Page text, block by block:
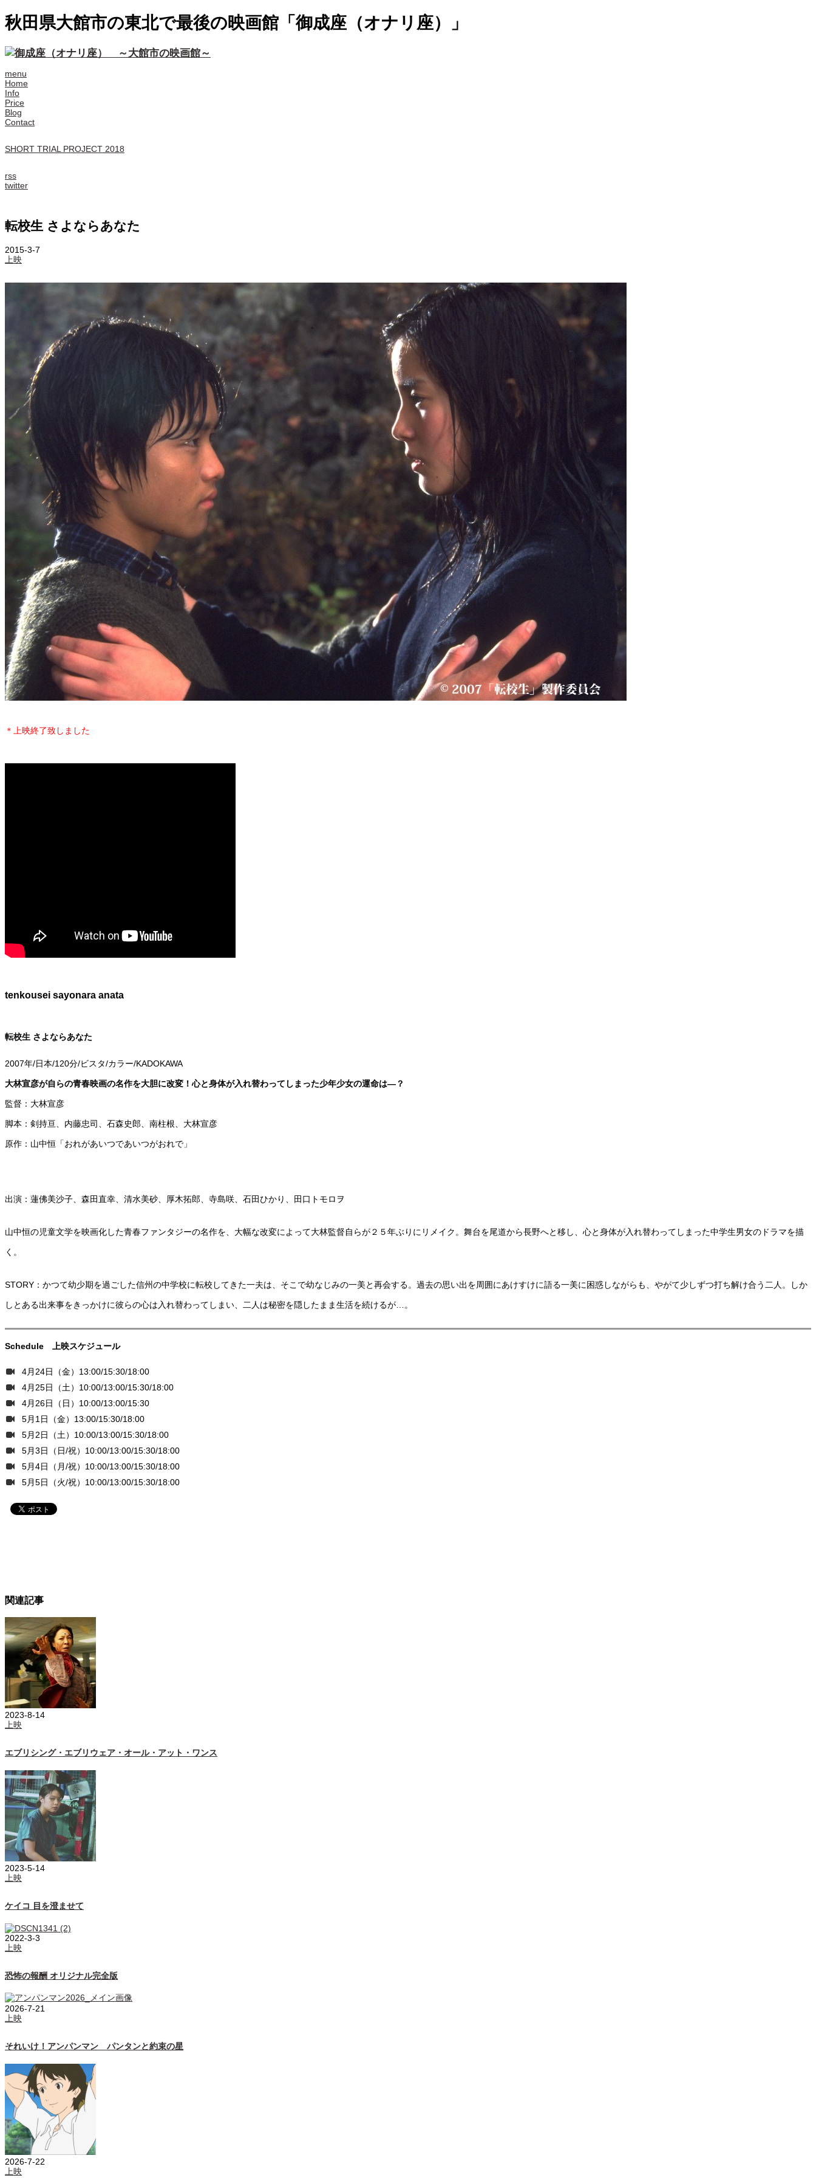
秋田県大館市の東北で最後の映画館「御成座（オナリ座）」
menu
Home
Info
Price
Blog
Contact
SHORT TRIAL PROJECT 2018
rss
twitter
転校生 さよならあなた
2015-3-7
上映
＊上映終了致しました
tenkousei sayonara anata
転校生 さよならあなた
2007年/日本/120分/ビスタ/カラー/KADOKAWA
大林宣彦が自らの青春映画の名作を大胆に改変！心と身体が入れ替わってしまった少年少女の運命は―？
監督：大林宣彦
脚本：剣持亘、内藤忠司、石森史郎、南柱根、大林宣彦
原作：山中恒「おれがあいつであいつがおれで」
出演：蓮佛美沙子、森田直幸、清水美砂、厚木拓郎、寺島咲、石田ひかり、田口トモロヲ
山中恒の児童文学を映画化した青春ファンタジーの名作を、大幅な改変によって大林監督自らが２５年ぶりにリメイク。舞台を尾道から長野へと移し、心と身体が入れ替わってしまった中学生男女のドラマを描
く。
STORY：かつて幼少期を過ごした信州の中学校に転校してきた一夫は、そこで幼なじみの一美と再会する。過去の思い出を周囲にあけすけに語る一美に困惑しながらも、やがて少しずつ打ち解け合う二人。しか
しとある出来事をきっかけに彼らの心は入れ替わってしまい、二人は秘密を隠したまま生活を続けるが…。
Schedule 上映スケジュール
4月24日（金）13:00/15:30/18:00
4月25日（土）10:00/13:00/15:30/18:00
4月26日（日）10:00/13:00/15:30
5月1日（金）13:00/15:30/18:00
5月2日（土）10:00/13:00/15:30/18:00
5月3日（日/祝）10:00/13:00/15:30/18:00
5月4日（月/祝）10:00/13:00/15:30/18:00
5月5日（火/祝）10:00/13:00/15:30/18:00
関連記事
2023-8-14
上映
エブリシング・エブリウェア・オール・アット・ワンス
2023-5-14
上映
ケイコ 目を澄ませて
2022-3-3
上映
恐怖の報酬 オリジナル完全版
2026-7-21
上映
それいけ！アンパンマン パンタンと約束の星
2026-7-22
上映